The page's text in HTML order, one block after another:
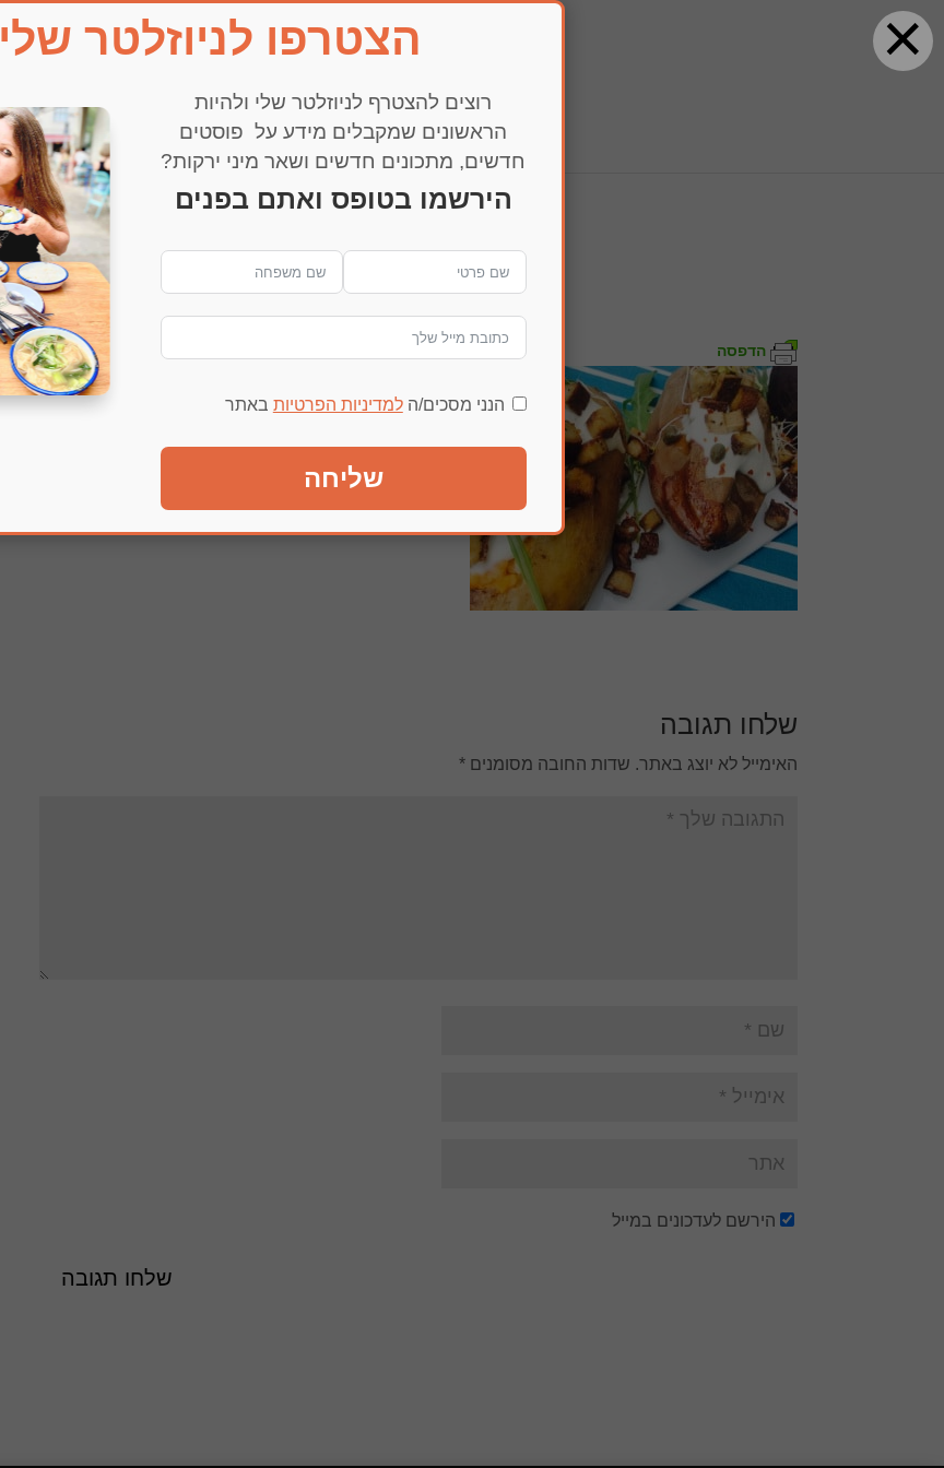
× הצטרפו לניוזלטר שלי
רוצים להצטרף לניוזלטר שלי ולהיות
הראשונים שמקבלים מידע על פוסטים
חדשים, מתכונים חדשים ושאר מיני ירקות?
הירשמו בטופס ואתם בפנים
הנני מסכים/הלמדיניות הפרטיות באתר
שליחה
דף הבית עדי שפירא דובדבנים צור קשר
image
הדפסה
שלחו תגובה
האימייל לא יוצג באתר. שדות החובה מסומנים*
הירשם לעדכונים במייל